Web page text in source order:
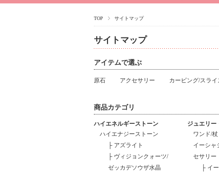
TOP サイトマップ
サイトマップ
アイテムで選ぶ
原石 アクセサリー カービング/スライ
商品カテゴリ
ハイエネルギーストーン
ハイエナジーストーン
├ アズライト
├ ヴィジョンクォーツ/
ゼッカデソウザ水晶
ジュエリー
ワンド/杖
イーシャ
セサリー
├ イ